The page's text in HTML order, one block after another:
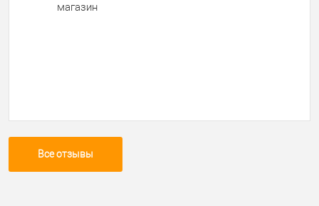
магазин
Все отзывы